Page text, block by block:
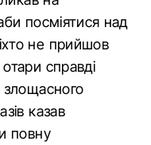
посміятися над
не прийшов
справді
злощасного
казав
повну